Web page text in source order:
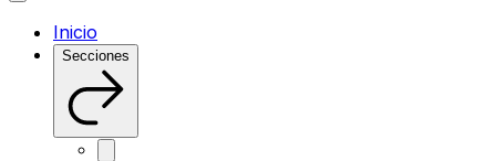
Inicio
Secciones